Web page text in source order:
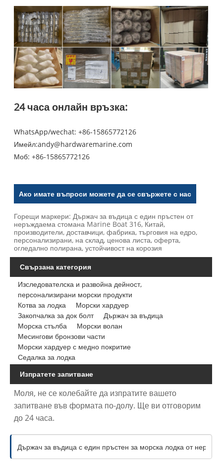
24 часа онлайн връзка:
WhatsApp/wechat: +86-15865772126
Имейл:andy@hardwaremarine.com
Моб:+86-15865772126
Ако имате въпроси можете да се свържете с нас
Горещи маркери: Държач за въдица с един пръстен от
неръждаема стомана Marine Boat 316, Китай,
производители, доставчици, фабрика, търговия на едро,
персонализирани, на склад, ценова листа, оферта,
огледално полирана, устойчивост на корозия
Свързана категория
Изследователска и развойна дейност,
персонализирани морски продукти
Котва за лодка
Морски хардуер
Закопчалка за док болт
Държач за въдица
Морска стълба
Морски волан
Месингови бронзови части
Морски хардуер с медно покритие
Седалка за лодка
Изпратете запитване
Моля, не се колебайте да изпратите вашето
запитване във формата по-долу. Ще ви отговорим
до 24 часа.